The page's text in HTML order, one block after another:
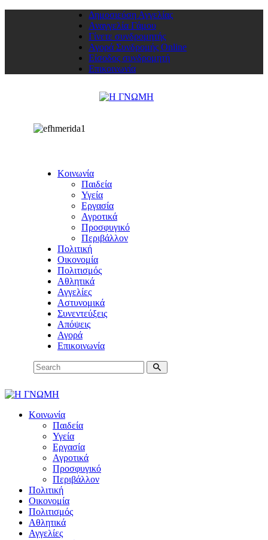
Δημοσιεύση Αγγελίας
Αναγγελία Γάμου
Γίνετε συνδρομητής
Αγορά Συνδρομής Online
Είσοδος συνδρομητή
Επικοινωνία
Κοινωνία
Παιδεία
Υγεία
Εργασία
Αγροτικά
Προσφυγικό
Περιβάλλον
Πολιτική
Οικονομία
Πολιτισμός
Αθλητικά
Αγγελίες
Αστυνομικά
Συνεντεύξεις
Απόψεις
Αγορά
Επικοινωνία
Κοινωνία
Παιδεία
Υγεία
Εργασία
Αγροτικά
Προσφυγικό
Περιβάλλον
Πολιτική
Οικονομία
Πολιτισμός
Αθλητικά
Αγγελίες